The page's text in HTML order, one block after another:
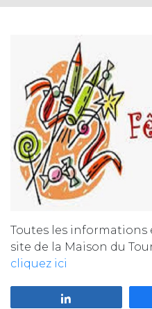
Toutes les
site de la Maison du
cliquez ici